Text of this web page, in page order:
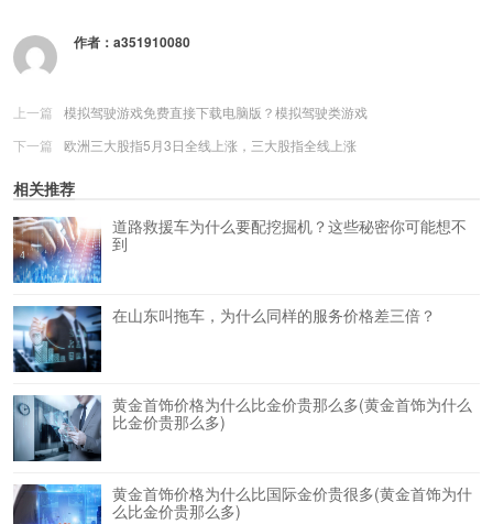
作者： a351910080
上一篇
模拟驾驶游戏免费直接下载电脑版？模拟驾驶类游戏
下一篇
欧洲三大股指5月3日全线上涨，三大股指全线上涨
相关推荐
道路救援车为什么要配挖掘机？这些秘密你可能想不
到
在山东叫拖车，为什么同样的服务价格差三倍？
黄金首饰价格为什么比金价贵那么多(黄金首饰为什么
比金价贵那么多)
黄金首饰价格为什么比国际金价贵很多(黄金首饰为什
么比金价贵那么多)